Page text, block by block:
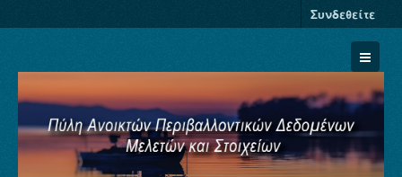
Συνδεθείτε